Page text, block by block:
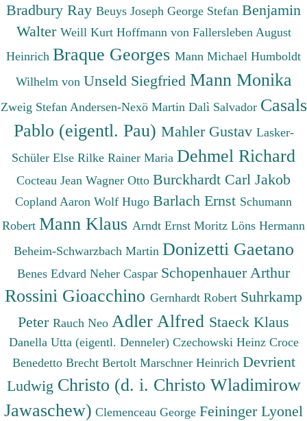
Bradbury Ray Beuys Joseph George Stefan Benjamin
Walter Weill Kurt Hoffmann von Fallersleben August
Heinrich Braque Georges Mann Michael Humboldt
Wilhelm von Unseld Siegfried Mann Monika
Zweig Stefan Andersen-Nexö Martin Dalì Salvador Casals
Pablo (eigentl. Pau) Mahler Gustav Lasker-
Schüler Else Rilke Rainer Maria Dehmel Richard
Cocteau Jean Wagner Otto Burckhardt Carl Jakob
Copland Aaron Wolf Hugo Barlach Ernst Schumann
Robert Mann Klaus Arndt Ernst Moritz Löns Hermann
Beheim-Schwarzbach Martin Donizetti Gaetano
Benes Edvard Neher Caspar Schopenhauer Arthur
Rossini Gioacchino Gernhardt Robert Suhrkamp
Peter Rauch Neo Adler Alfred Staeck Klaus
Danella Utta (eigentl. Denneler) Czechowski Heinz Croce
Benedetto Brecht Bertolt Marschner Heinrich Devrient
Ludwig Christo (d. i. Christo Wladimirow
Jawaschew) Clemenceau George Feininger Lyonel